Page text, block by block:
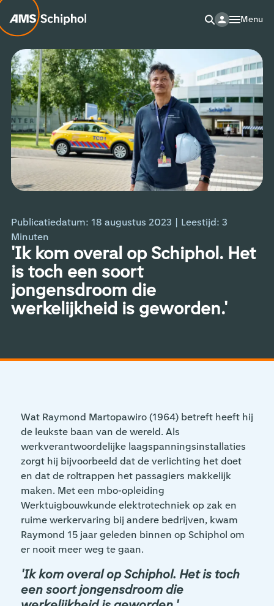
Menu
'Ik kom overal op Schiphol. Het
is toch een soort
jongensdroom die
werkelijkheid is geworden.'
Publicatiedatum: 18 augustus 2023 | Leestijd: 3
Minuten
Wat Raymond Martopawiro (1964) betreft heeft hij
de leukste baan van de wereld. Als
werkverantwoordelijke laagspanningsinstallaties
zorgt hij bijvoorbeeld dat de verlichting het doet
en dat de roltrappen het passagiers makkelijk
maken. Met een mbo-opleiding
Werktuigbouwkunde elektrotechniek op zak en
ruime werkervaring bij andere bedrijven, kwam
Raymond 15 jaar geleden binnen op Schiphol om
er nooit meer weg te gaan.
'Ik kom overal op Schiphol. Het is toch
een soort jongensdroom die